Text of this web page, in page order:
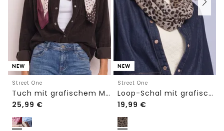
NEW
Street One
Tuch mit grafischem Muster
25,99 €
NEW
Street One
Loop-Schal mit grafischem Muster
19,99 €